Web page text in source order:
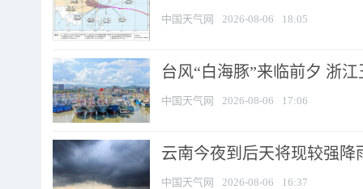
中国天气网 2026-08-06 18:05
台风“白海豚”来临前夕 浙
中国天气网 2026-08-06 17:06
云南今夜到后天将现较强降
中国天气网 2026-08-06 16:37